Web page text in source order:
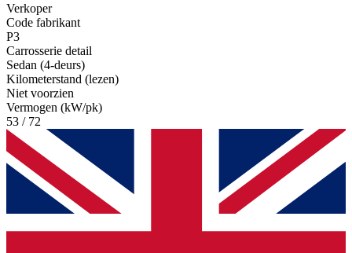
Verkoper
Code fabrikant
P3
Carrosserie detail
Sedan (4-deurs)
Kilometerstand (lezen)
Niet voorzien
Vermogen (kW/pk)
53 / 72